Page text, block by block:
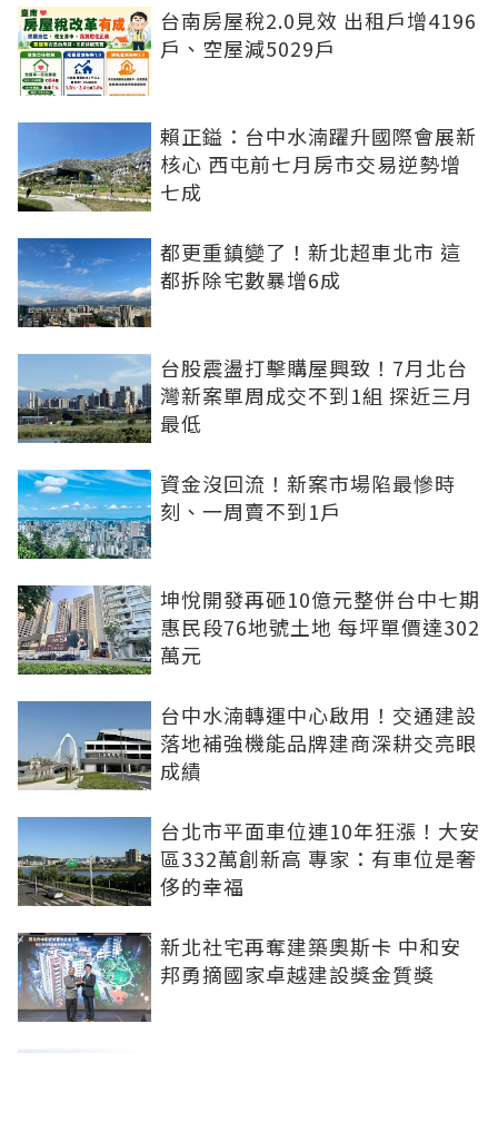
台南房屋稅2.0見效 出租戶增4196
戶、空屋減5029戶
賴正鎰：台中水湳躍升國際會展新
核心 西屯前七月房市交易逆勢增
七成
都更重鎮變了！新北超車北市 這
都拆除宅數暴增6成
台股震盪打擊購屋興致！7月北台
灣新案單周成交不到1組 探近三月
最低
資金沒回流！新案市場陷最慘時
刻、一周賣不到1戶
坤悅開發再砸10億元整併台中七期
惠民段76地號土地 每坪單價達302
萬元
台中水湳轉運中心啟用！交通建設
落地補強機能品牌建商深耕交亮眼
成績
台北市平面車位連10年狂漲！大安
區332萬創新高 專家：有車位是奢
侈的幸福
新北社宅再奪建築奧斯卡 中和安
邦勇摘國家卓越建設獎金質獎